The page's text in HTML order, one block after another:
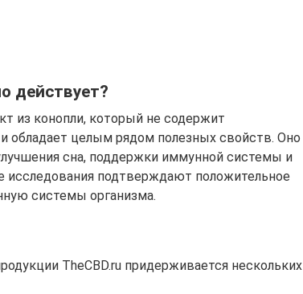
действует?
из конопли, который не содержит
обладает целым рядом полезных свойств. Оно
сна, поддержки иммунной системы и
исследования подтверждают положительное
системы организма.
TheCBD.ru придерживается нескольких